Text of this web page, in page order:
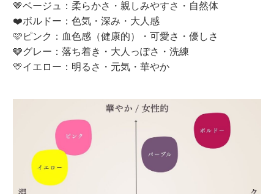
🤎ベージュ：柔らかさ・親しみやすさ・自然体
❤️ボルドー：色気・深み・大人感
🩷ピンク：血色感（健康的）・可愛さ・優しさ
🩶グレー：落ち着き・大人っぽさ・洗練
💛イエロー：明るさ・元気・華やか